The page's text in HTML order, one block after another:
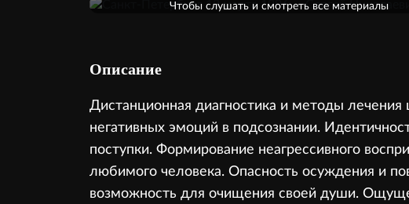
Чтобы слушать и смотреть все материалы
Описание
Дистанционная диагностика и методы лечения
негативных эмоций в подсознании.
поступки. Формирование неагрессивного
любимого человека. Опасность осуждения и
возможность для очищения своей души.